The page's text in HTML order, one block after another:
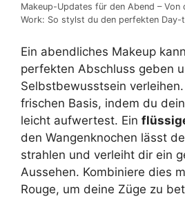
Makeup-Updates für den Abend –
Work: So stylst du den perfekten
Ein abendliches Makeup
perfekten Abschluss geben
Selbstbewusstsein
frischen Basis, indem du
leicht aufwertest. Ein
den Wangenknochen lässt
strahlen und verleiht dir ein
Aussehen. Kombiniere dies
Rouge, um deine Züge zu